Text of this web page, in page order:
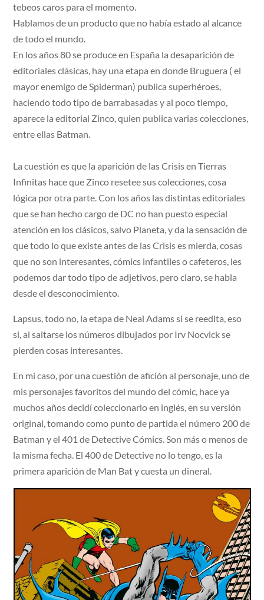
tebeos caros para el momento.
Hablamos de un producto que no había estado al alcance
de todo el mundo.
En los años 80 se produce en España la desaparición de
editoriales clásicas, hay una etapa en donde Bruguera ( el
mayor enemigo de Spiderman) publica superhéroes,
haciendo todo tipo de barrabasadas y al poco tiempo,
aparece la editorial Zinco, quien publica varias colecciones,
entre ellas Batman.
La cuestión es que la aparición de las Crisis en Tierras
Infinitas hace que Zinco resetee sus colecciones, cosa
lógica por otra parte. Con los años las distintas editoriales
que se han hecho cargo de DC no han puesto especial
atención en los clásicos, salvo Planeta, y da la sensación de
que todo lo que existe antes de las Crisis es mierda, cosas
que no son interesantes, cómics infantiles o cafeteros, les
podemos dar todo tipo de adjetivos, pero claro, se habla
desde el desconocimiento.
Lapsus, todo no, la etapa de Neal Adams si se reedita, eso
si, al saltarse los números dibujados por Irv Nocvick se
pierden cosas interesantes.
En mi caso, por una cuestión de afición al personaje, uno de
mis personajes favoritos del mundo del cómic, hace ya
muchos años decidí coleccionarlo en inglés, en su versión
original, tomando como punto de partida el número 200 de
Batman y el 401 de Detective Cómics. Son más o menos de
la misma fecha. El 400 de Detective no lo tengo, es la
primera aparición de Man Bat y cuesta un dineral.